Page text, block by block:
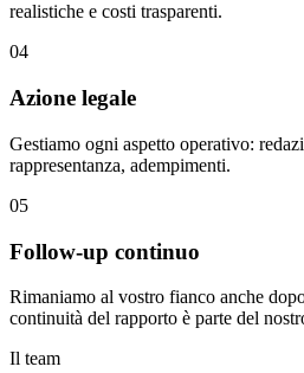
realistiche e costi trasparenti.
04
Azione legale
Gestiamo ogni aspetto operativo:
rappresentanza, adempimenti.
05
Follow-up continuo
Rimaniamo al vostro fianco anche
continuità del rapporto è parte del
Il team